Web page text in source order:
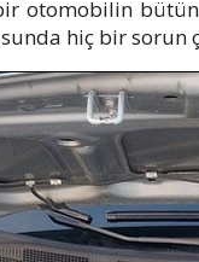
otomobilin
hiç bir sorun